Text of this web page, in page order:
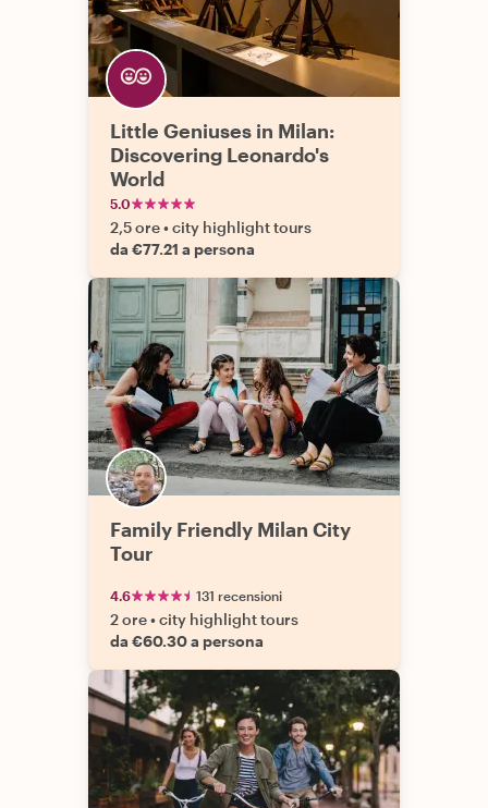
Little Geniuses in Milan:
Discovering Leonardo's
World
5.0
2,5 ore•city highlight tours
da €77.21 a persona
Family Friendly Milan City
Tour
4.6 131 recensioni
2 ore•city highlight tours
da €60.30 a persona